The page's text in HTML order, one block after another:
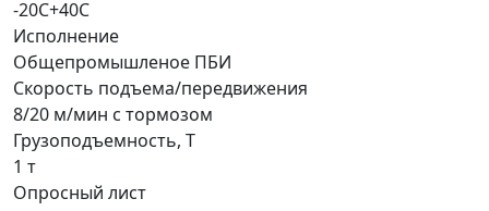
-20С+40С
Исполнение
Общепромышленое ПБИ
Скорость подъема/передвижения
8/20 м/мин с тормозом
Грузоподъемность, Т
1 т
Опросный лист